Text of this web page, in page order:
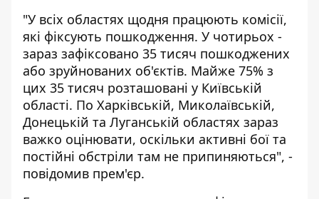
"У всіх областях щодня працюють комісії,
які фіксують пошкодження. У чотирьох -
зараз зафіксовано 35 тисяч пошкоджених
або зруйнованих об'єктів. Майже 75% з
цих 35 тисяч розташовані у Київській
області. По Харківській, Миколаївській,
Донецькій та Луганській областях зараз
важко оцінювати, оскільки активні бої та
постійні обстріли там не припиняються", -
повідомив прем'єр.